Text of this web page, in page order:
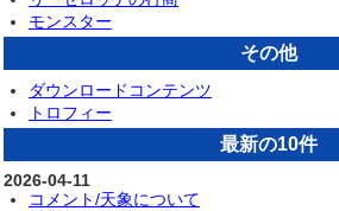
モンスター
その他
ダウンロードコンテンツ
トロフィー
最新の10件
2026-04-11
コメント/天象について